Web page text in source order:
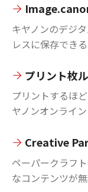
キヤノンのデジ
レスに保存でき
プリント枚ル
プリントするほ
ヤノンオンライ
Creative
ペーパークラフ
なコンテンツが